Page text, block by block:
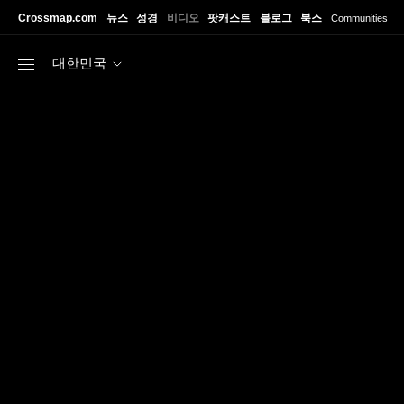
Crossmap.com 뉴스 성경 비디오 팟캐스트 블로그 북스 Communities
대한민국